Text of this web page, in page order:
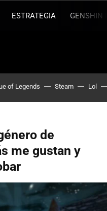
ESTRATEGIA GENSHIN
of Legends Steam Lol
de
me gustan y